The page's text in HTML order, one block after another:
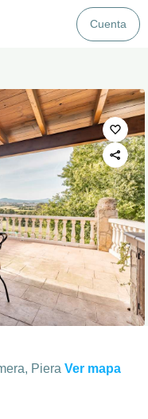
Cuenta
Piera Ver mapa